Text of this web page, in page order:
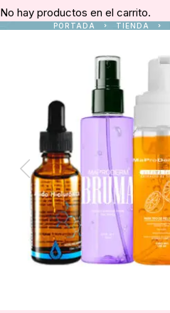
No hay productos en el carrito.
PORTADA TIENDA